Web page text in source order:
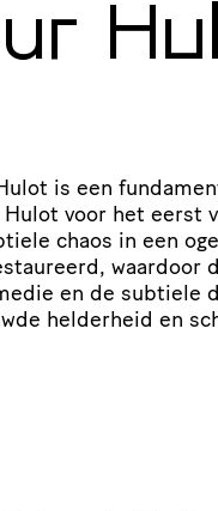
is een
Hulot voor het eerst
chaos in een
waardoor
en de subtiele
helderheid en